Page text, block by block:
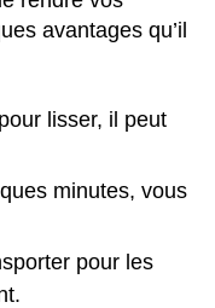
avantages qu’il
lisser, il peut
minutes, vous
pour les